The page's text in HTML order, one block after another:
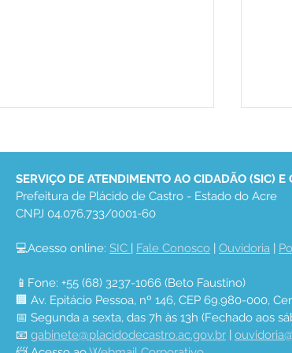
APROVEITA O VERÃO E
AVANÇA NA CORREÇÃO E
DESOBSTRUÇÃO DE
BUEIROS
SERVIÇO DE ATENDIMENTO AO CIDADÃO (SIC) E
Prefeitura de Plácido de Castro - Estado do Acre
CNPJ 04.076.733/0001-60
💻Acesso online: SIC | Fale Conosco | Ouvidoria |
📱Fone: +55 (68) 3237-1066 (Beto Faustino)
🏢 Av. Epitácio Pessoa, nº 146, CEP 69.980-000,
📅 Segunda a sexta, das 7h às 13h (Fechado aos
📧 gabinete@placidodecastro.ac.gov.br |